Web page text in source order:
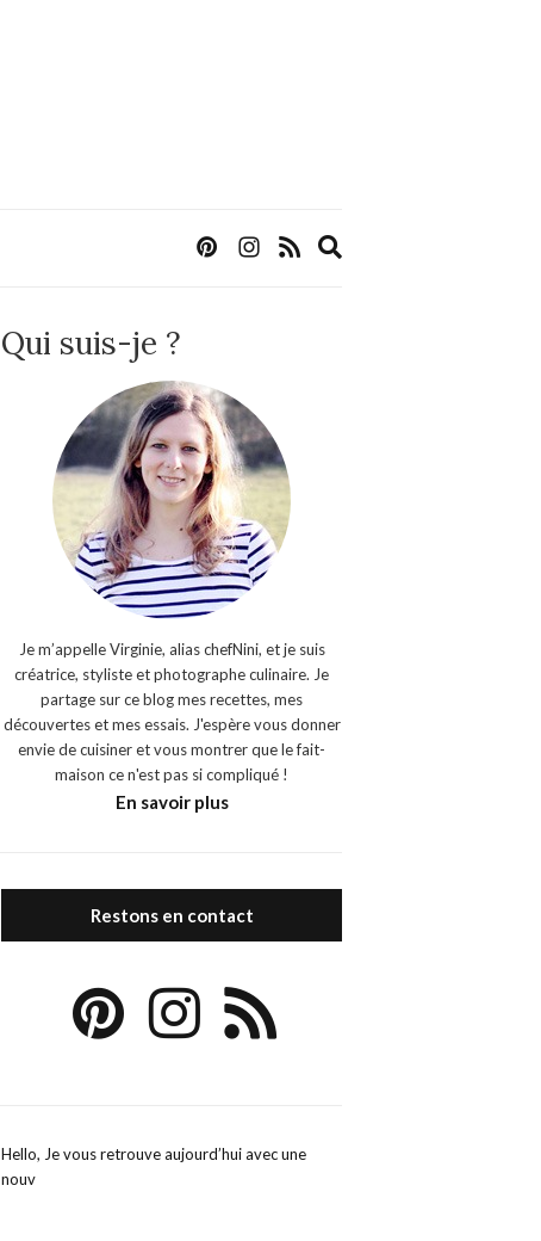
Qui suis-je ?
Je m’appelle Virginie, alias chefNini, et je suis
créatrice, styliste et photographe culinaire. Je
partage sur ce blog mes recettes, mes
découvertes et mes essais. J'espère vous donner
envie de cuisiner et vous montrer que le fait-
maison ce n'est pas si compliqué !
En savoir plus
Restons en contact
Hello, Je vous retrouve aujourd’hui avec une
nouv